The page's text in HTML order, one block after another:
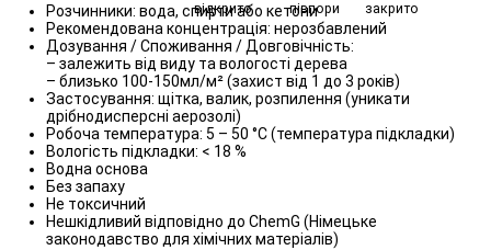
відкрито півпори закрито
Розчинники: вода, спирти або кетони
Рекомендована концентрація: нерозбавлений
Дозування / Споживання / Довговічність:
– залежить від виду та вологості дерева
– близько 100-150мл/м² (захист від 1 до 3 років)
Застосування: щітка, валик, розпилення (уникати
дрібнодисперсні аерозолі)
Робоча температура: 5 – 50 °C (температура підкладки)
Вологість підкладки: < 18 %
Водна основа
Без запаху
Не токсичний
Нешкідливий відповідно до ChemG (Німецьке
законодавство для хімічних матеріалів)